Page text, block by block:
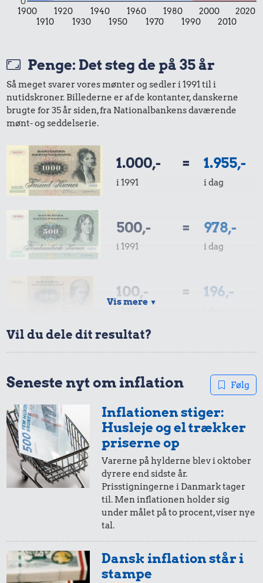
16 kr.
Is
31 kr. 70 kr.
4,67 kr.
100 g
0,52 kr.
85 kr.
10 liter benzin
Togbillet,
København
49 kr.
Biografbillet
499 kr.
Samlet pris i 1991
1900
1910
1920
1930
1940
1950
1960
1970
1980
1990
2000
2010
2020
Penge: Det steg de på 35 år
Så meget svarer vores mønter og sedler i 1991 til i
nutidskroner. Billederne er af de kontanter, danskerne
brugte for 35 år siden, fra Nationalbankens daværende
mønt- og seddelserie.
1.000,-
i 1991
= 1.955,-
i dag
500,-
i 1991
= 978,-
i dag
100,- = 196,-
50,-
i 1991
= 98,-
i dag
20,-
i 1991
= 39,-
10,-
i 1991
= 20,-
i dag
10,-
Vis mere ▼
Vil du dele dit resultat?
Seneste nyt om inflation Følg
Inflationen stiger:
Husleje og el trækker
priserne op
Varerne på hylderne blev i oktober
dyrere end sidste år.
Prisstigningerne i Danmark tager
til. Men inflationen holder sig
under målet på to procent, viser nye
tal.
Dansk inflation står i
stampe